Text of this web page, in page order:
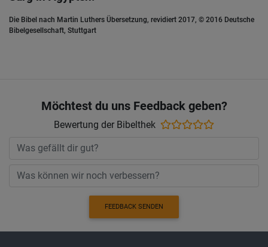
Die Bibel nach Martin Luthers Übersetzung, revidiert 2017, © 2016 Deutsche
Bibelgesellschaft, Stuttgart
Möchtest du uns Feedback geben?
Bewertung der Bibelthek
FEEDBACK SENDEN